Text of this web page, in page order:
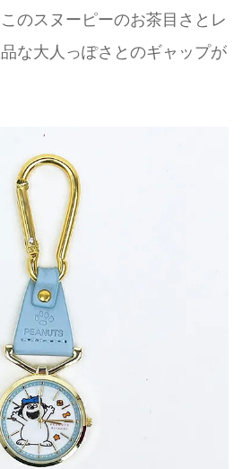
のスヌーピーのお茶目さとレ
な大人っぽさとのギャップが